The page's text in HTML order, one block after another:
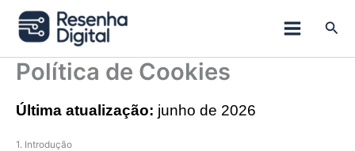
para
Política de Cookies
Última atualização: junho de 2026
1. Introdução